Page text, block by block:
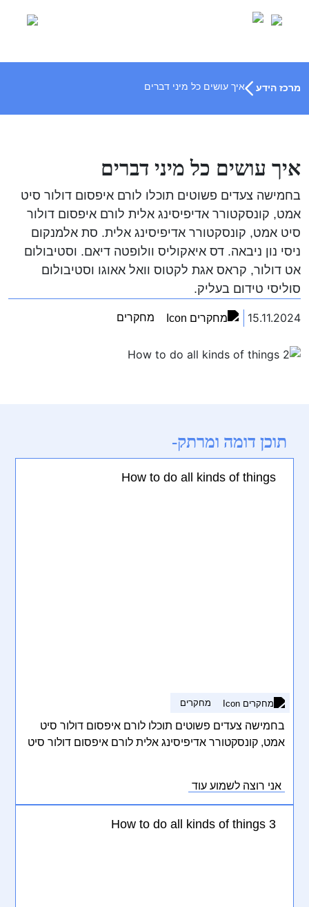
מרכז הידע איך עושים כל מיני דברים
איך עושים כל מיני דברים
בחמישה צעדים פשוטים תוכלו לורם איפסום דולור סיט
אמט, קונסקטורר אדיפיסינג אלית לורם איפסום דולור
סיט אמט, קונסקטורר אדיפיסינג אלית. סת אלמנקום
ניסי נון ניבאה. דס איאקוליס וולופטה דיאם. וסטיבולום
אט דולור, קראס אגת לקטוס וואל אאוגו וסטיבולום
סוליסי טידום בעליק.
15.11.2024 מחקרים
תוכן דומה ומרתק-
How to do all kinds of things
מחקרים
בחמישה צעדים פשוטים תוכלו לורם איפסום דולור סיט
אמט, קונסקטורר אדיפיסינג אלית לורם איפסום דולור סיט
קראס אגת לקטוס וואל אאוגו וסטיבולום סוליסי טידום
בעליק.
אני רוצה לשמוע עוד
How to do all kinds of things 3